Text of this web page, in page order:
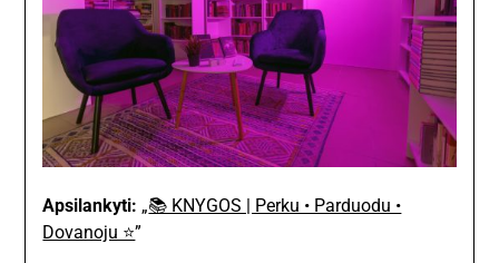
Apsilankyti: „📚 KNYGOS | Perku • Parduodu •
Dovanoju ⭐”